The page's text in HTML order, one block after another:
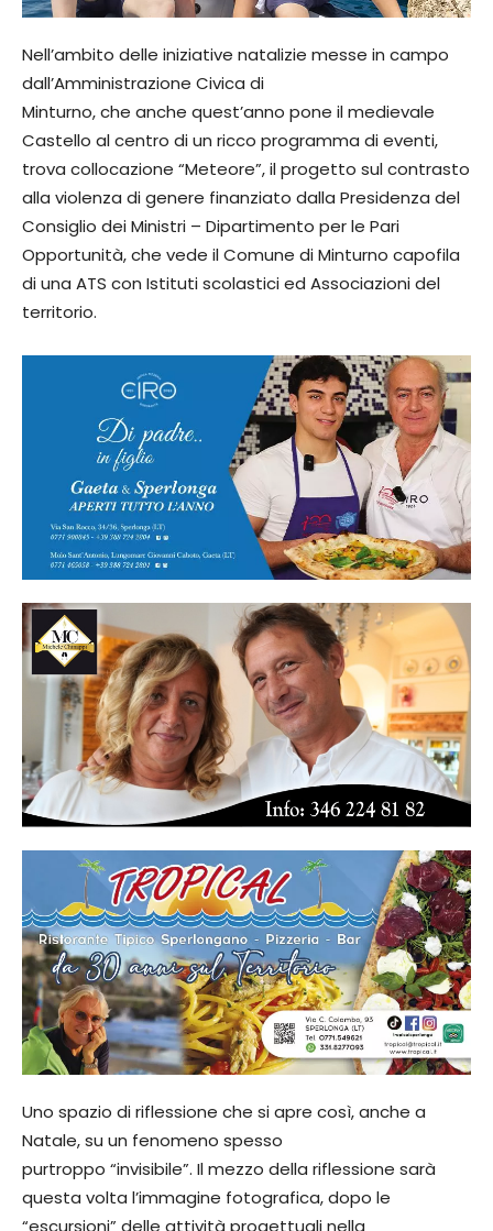
Nell’ambito delle iniziative natalizie messe in campo
dall’Amministrazione Civica di
Minturno, che anche quest’anno pone il medievale
Castello al centro di un ricco programma di eventi,
trova collocazione “Meteore”, il progetto sul contrasto
alla violenza di genere finanziato dalla Presidenza del
Consiglio dei Ministri – Dipartimento per le Pari
Opportunità, che vede il Comune di Minturno capofila
di una ATS con Istituti scolastici ed Associazioni del
territorio.
Uno spazio di riflessione che si apre così, anche a
Natale, su un fenomeno spesso
purtroppo “invisibile”. Il mezzo della riflessione sarà
questa volta l’immagine fotografica, dopo le
“escursioni” delle attività progettuali nella